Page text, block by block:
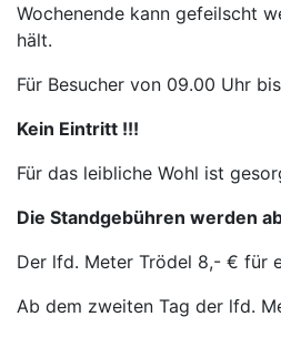
Wochenende kann gefeilscht
hält.
Für Besucher von 09.00 Uhr
Kein Eintritt !!!
Für das leibliche Wohl ist
Die Standgebühren werden
Der lfd. Meter Trödel 8,- € für
Ab dem zweiten Tag der lfd.